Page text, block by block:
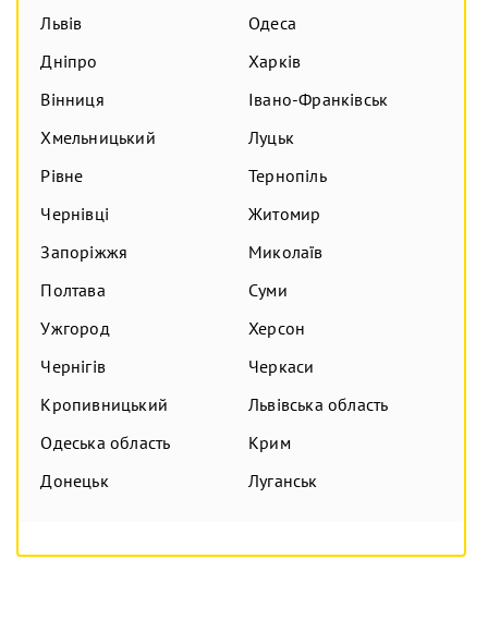
Львів
Одеса
Дніпро
Харків
Вінниця
Івано-Франківськ
Хмельницький
Луцьк
Рівне
Тернопіль
Чернівці
Житомир
Запоріжжя
Миколаїв
Полтава
Суми
Ужгород
Херсон
Чернігів
Черкаси
Кропивницький
Львівська область
Одеська область
Крим
Донецьк
Луганськ